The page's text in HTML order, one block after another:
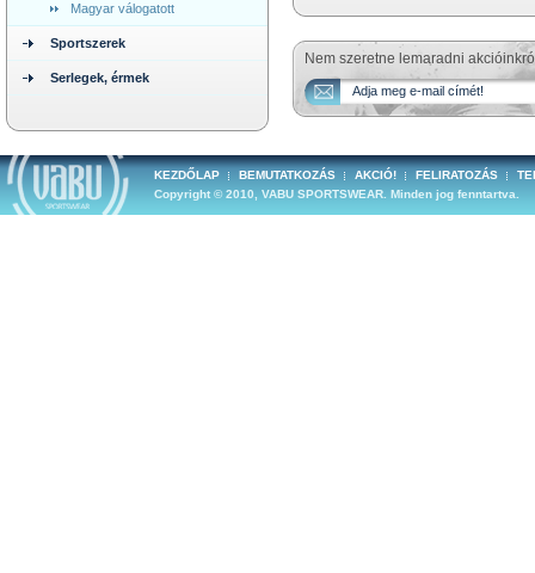
Magyar válogatott
Sportszerek
Serlegek, érmek
Nem szeretne lemaradni
KEZDŐLAP BEMUTATKOZÁS AKCIÓ! FELIRATOZÁS
Copyright © 2010, VABU SPORTSWEAR. Minden jog fenntartva.